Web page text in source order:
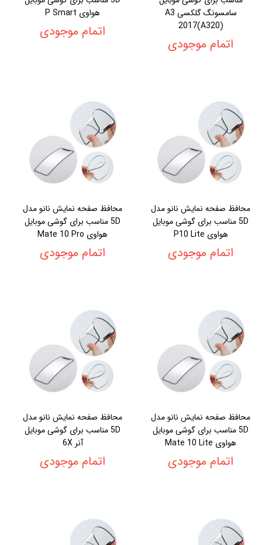
سامسونگ گلکسی A3
2017(A320)
اتمام موجودی
هواوی P Smart
اتمام موجودی
محافظ صفحه نمایش نانو مدل
5D مناسب برای گوشی موبایل
هواوی P10 Lite
اتمام موجودی
محافظ صفحه نمایش نانو مدل
5D مناسب برای گوشی موبایل
هواوی Mate 10 Pro
اتمام موجودی
محافظ صفحه نمایش نانو مدل
5D مناسب برای گوشی موبایل
هواوی Mate 10 Lite
اتمام موجودی
محافظ صفحه نمایش نانو مدل
5D مناسب برای گوشی موبایل
آنر 6X
اتمام موجودی